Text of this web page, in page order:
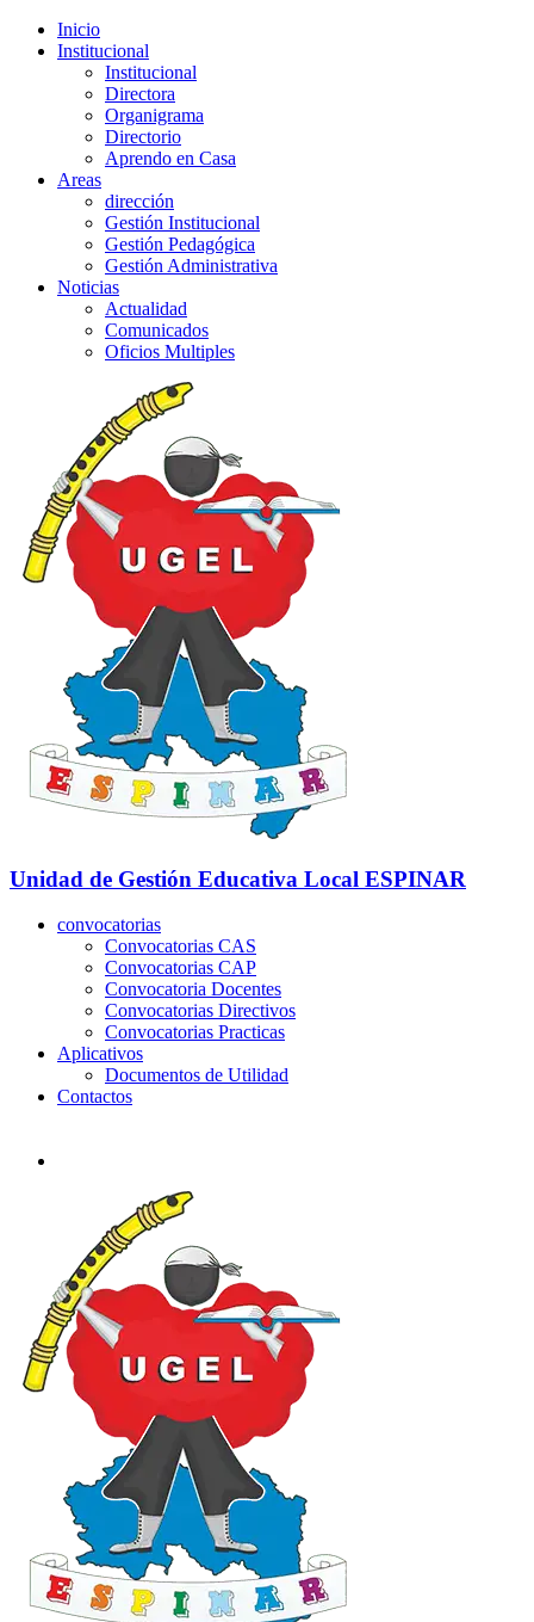
Inicio
Institucional
Institucional
Directora
Organigrama
Directorio
Aprendo en Casa
Areas
dirección
Gestión Institucional
Gestión Pedagógica
Gestión Administrativa
Noticias
Actualidad
Comunicados
Oficios Multiples
Unidad de Gestión Educativa Local ESPINAR
convocatorias
Convocatorias CAS
Convocatorias CAP
Convocatoria Docentes
Convocatorias Directivos
Convocatorias Practicas
Aplicativos
Documentos de Utilidad
Contactos